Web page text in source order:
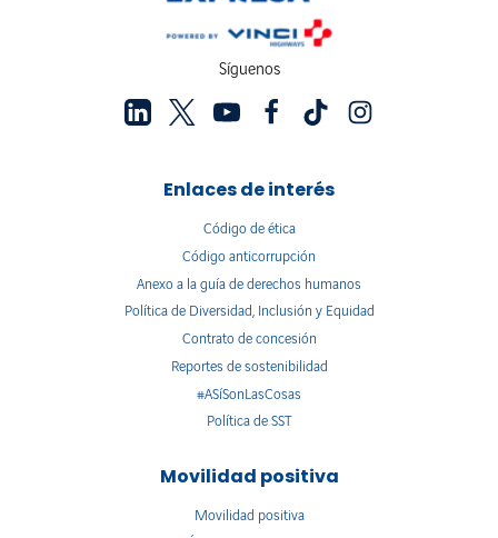
Síguenos
Enlaces de interés
Código de ética
Código anticorrupción
Anexo a la guía de derechos humanos
Política de Diversidad, Inclusión y Equidad
Contrato de concesión
Reportes de sostenibilidad
#ASíSonLasCosas
Política de SST
Movilidad positiva
Movilidad positiva